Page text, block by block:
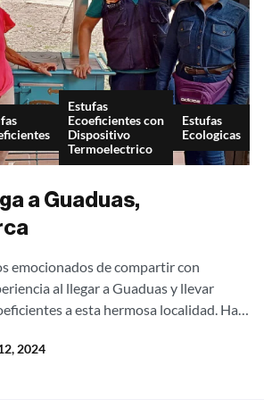
Estufas
Ecoeficientes con
Dispositivo
Termoelectrico
Estufas
Ecologicas
a Guaduas,
emocionados de compartir con
al llegar a Guaduas y llevar
a esta hermosa localidad. Ha
2024